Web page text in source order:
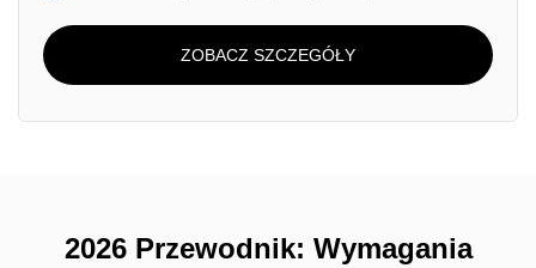
ZOBACZ SZCZEGÓŁY
2026 Przewodnik: Wymagania